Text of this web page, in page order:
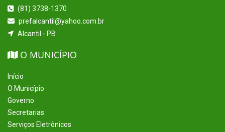
(81) 3738-1370
prefalcantil@yahoo.com.br
Alcantil - PB
O MUNICÍPIO
Início
O Município
Governo
Secretarias
Serviços Eletrônicos